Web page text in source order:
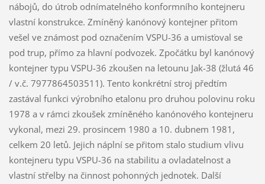
nábojů, do útrob odnímatelného konformního kontejneru
vlastní konstrukce. Zmíněný kanónový kontejner přitom
vešel ve známost pod označením VSPU-36 a umisťoval se
pod trup, přímo za hlavní podvozek. Zpočátku byl kanónový
kontejner typu VSPU-36 zkoušen na letounu Jak-38 (žlutá 46
/ v.č. 7977864503511). Tento konkrétní stroj předtím
zastával funkci výrobního etalonu pro druhou polovinu roku
1978 a v rámci zkoušek zmíněného kanónového kontejneru
vykonal, mezi 29. prosincem 1980 a 10. dubnem 1981,
celkem 20 letů. Jejich náplní se přitom stalo studium vlivu
kontejneru typu VSPU-36 na stabilitu a ovladatelnost a
vlastní střelby na činnost pohonných jednotek. Další